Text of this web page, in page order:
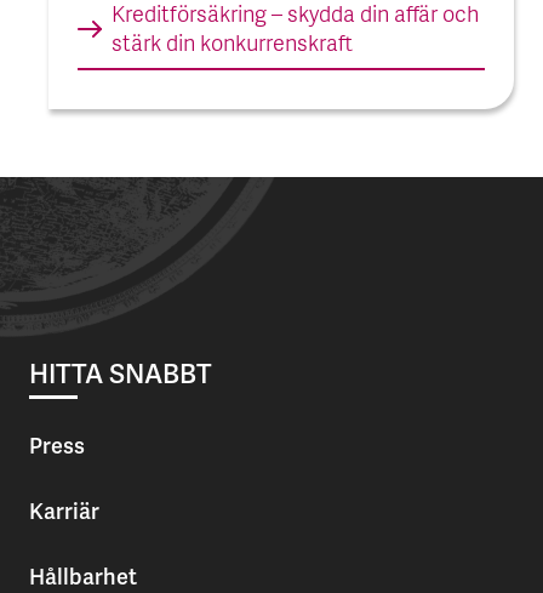
Kreditförsäkring – skydda din affär och
stärk din konkurrens­kraft
HITTA SNABBT
Press
Karriär
Hållbarhet